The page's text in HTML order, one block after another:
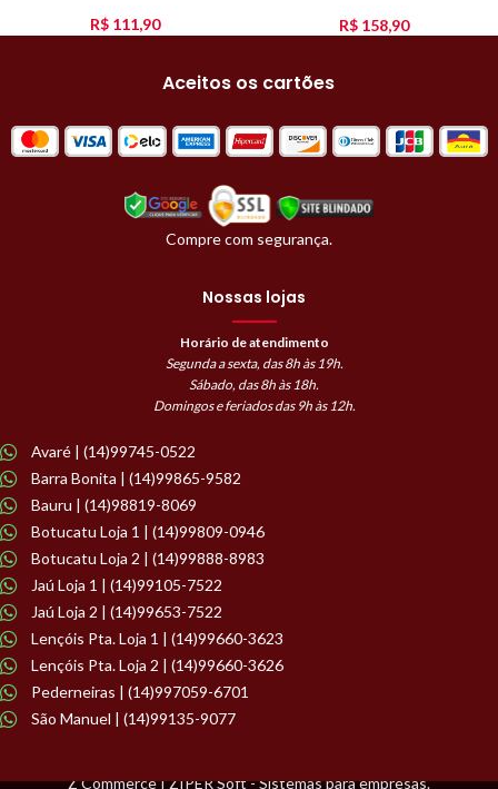
R$111,90 R$158,90
Aceitos os cartões
Compre com segurança.
Nossas lojas
Horário de atendimento
Segunda a sexta, das 8h às 19h.
Sábado, das 8h às 18h.
Domingos e feriados das 9h às 12h.
Avaré | (14)99745-0522
Barra Bonita | (14)99865-9582
Bauru | (14)98819-8069
Botucatu Loja 1 | (14)99809-0946
Botucatu Loja 2 | (14)99888-8983
Jaú Loja 1 | (14)99105-7522
Jaú Loja 2 | (14)99653-7522
Lençóis Pta. Loja 1 | (14)99660-3623
Lençóis Pta. Loja 2 | (14)99660-3626
Pederneiras | (14)997059-6701
São Manuel | (14)99135-9077
Z Commerce | ZIPER Soft - Sistemas para empresas.